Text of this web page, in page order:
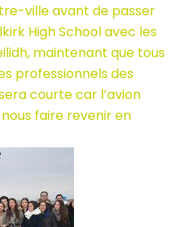
ville avant de passer
High School avec les
maintenant que tous
professionnels des
courte car l’avion
faire revenir en